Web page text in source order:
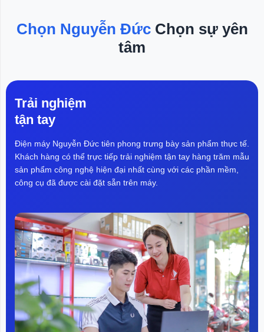
Được trang bị bộ vi xử lý lõi tứ cùng Ram 1.5GB/Rom 8GB
giúp tăng hiệu suất sử dụng và dung lượng lưu trữ. Từ đó xử
lý mượt và đáp ứng được mọi nhu cầu sử dụng hằng ngày
4. Trang bị hệ thống âm thanh Dolby +
DTS
Hệ thống giải mã âm thanh DTS giúp mọi thước phim trở nên
Chọn Nguyễn Đức Chọn sự yên
tâm
Trải nghiệm
tận tay
Điện máy Nguyễn Đức tiên phong trưng bày sản phẩm thực tế.
Khách hàng có thể trực tiếp trải nghiệm tận tay hàng trăm mẫu
sản phẩm công nghệ hiện đại nhất cùng với các phần mềm,
công cụ đã được cài đặt sẵn trên máy.